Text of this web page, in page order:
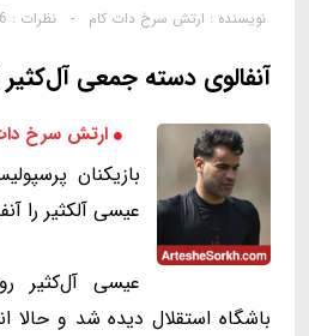
نویسنده : ارتش سرخ دات کام - نظرات : 46
آنفالوی دسته جمعی آل‌کثیر
ارتش سرخ
بازیکنان
عیسی آل‎کثیر را آنفالو کردند.
عیسی آل‌کثیر
باشگاه استقلال دیده شد و حالا